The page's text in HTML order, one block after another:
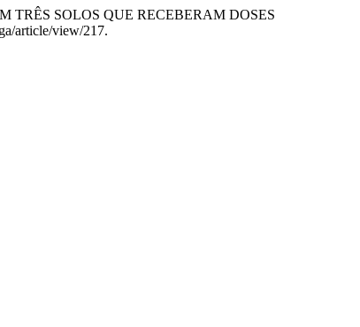
TRÊS SOLOS QUE RECEBERAM DOSES
article/view/217.